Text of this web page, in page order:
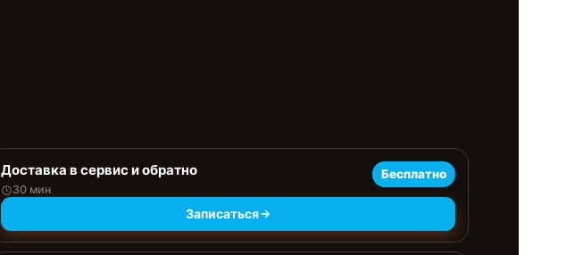
Доставка в сервис и обратно
30 мин
Бесплатно
Записаться